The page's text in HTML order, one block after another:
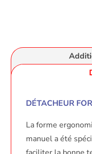
DÉTACHEUR
La forme
manuel a été